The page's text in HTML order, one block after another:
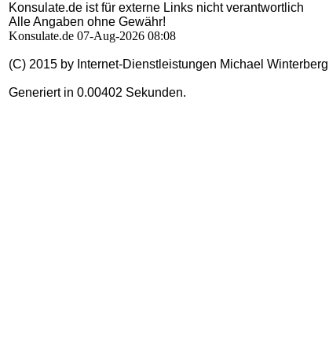
Konsulate.de ist für externe Links nicht verantwortlich
Alle Angaben ohne Gewähr!
Konsulate.de 07-Aug-2026 08:08
(C) 2015 by Internet-Dienstleistungen Michael Winterberg
Generiert in 0.00402 Sekunden.